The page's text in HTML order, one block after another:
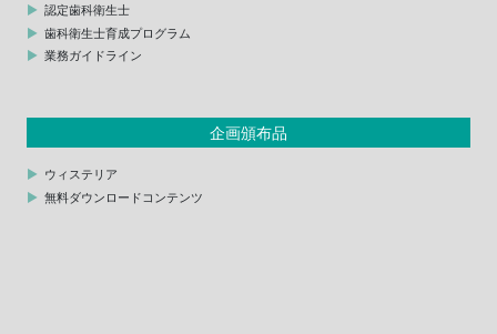
認定歯科衛生士
歯科衛生士育成プログラム
業務ガイドライン
企画頒布品
ウィステリア
無料ダウンロードコンテンツ